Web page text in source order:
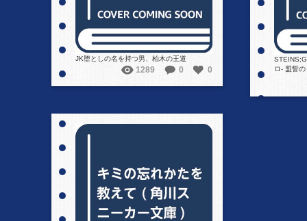
JK堕としの名を持つ男、柏木の王道
1289 0 0
ロ- 盟誓